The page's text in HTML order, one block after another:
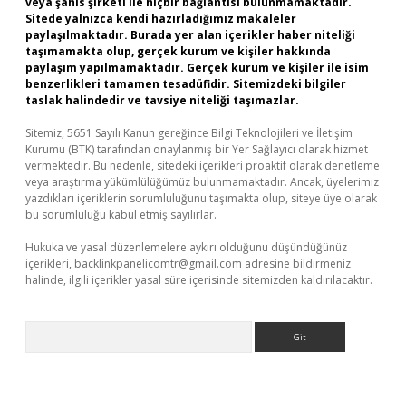
Sitede yalnızca kendi hazırladığımız makaleler
paylaşılmaktadır. Burada yer alan içerikler haber niteliği
taşımamakta olup, gerçek kurum ve kişiler hakkında
paylaşım yapılmamaktadır. Gerçek kurum ve kişiler ile isim
benzerlikleri tamamen tesadüfidir. Sitemizdeki bilgiler
taslak halindedir ve tavsiye niteliği taşımazlar.
Sitemiz, 5651 Sayılı Kanun gereğince Bilgi Teknolojileri ve İletişim
Kurumu (BTK) tarafından onaylanmış bir Yer Sağlayıcı olarak hizmet
vermektedir. Bu nedenle, sitedeki içerikleri proaktif olarak denetleme
veya araştırma yükümlülüğümüz bulunmamaktadır. Ancak, üyelerimiz
yazdıkları içeriklerin sorumluluğunu taşımakta olup, siteye üye olarak
bu sorumluluğu kabul etmiş sayılırlar.
Hukuka ve yasal düzenlemelere aykırı olduğunu düşündüğünüz
içerikleri, backlinkpanelicomtr@gmail.com adresine bildirmeniz
halinde, ilgili içerikler yasal süre içerisinde sitemizden kaldırılacaktır.